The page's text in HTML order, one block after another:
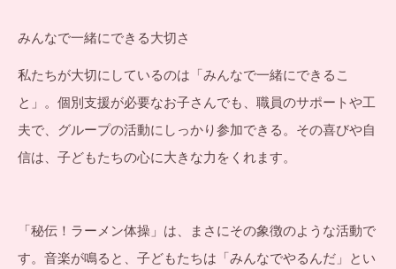
みんなで一緒にできる大切さ
私たちが大切にしているのは「みんなで一緒にできるこ
と」。個別支援が必要なお子さんでも、職員のサポートや工
夫で、グループの活動にしっかり参加できる。その喜びや自
信は、子どもたちの心に大きな力をくれます。
「秘伝！ラーメン体操」は、まさにその象徴のような活動で
す。音楽が鳴ると、子どもたちは「みんなでやるんだ」とい